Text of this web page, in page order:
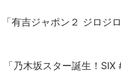
吉ジャポン２ ジロジ
乃木坂スター誕生！